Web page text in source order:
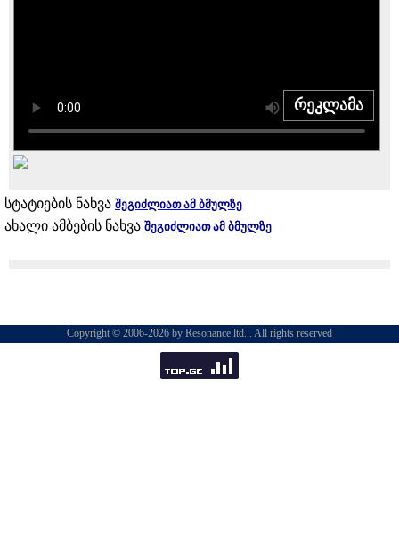
რეკლამა
სტატიების ნახვა შეგიძლიათ ამ ბმულზე
ახალი ამბების ნახვა შეგიძლიათ ამ ბმულზე
Copyright © 2006-2026 by Resonance ltd. . All rights reserved